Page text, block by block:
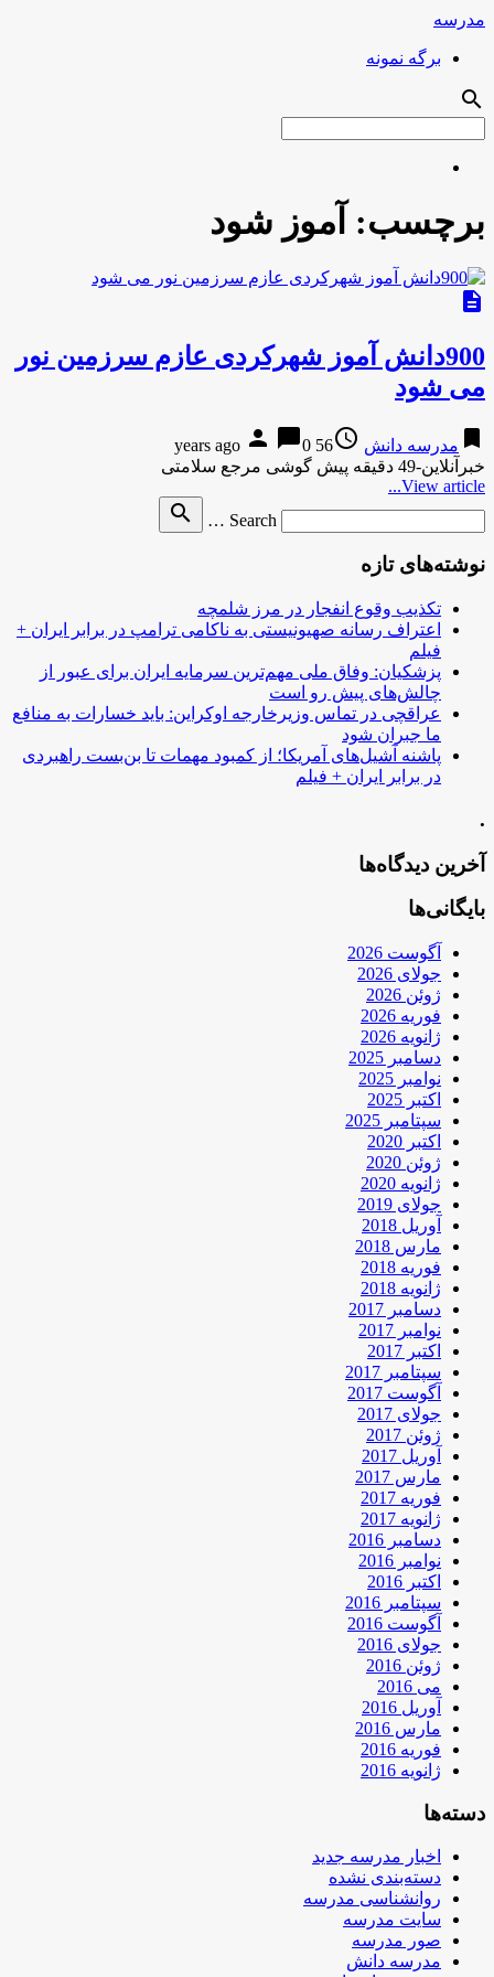
مدرسه
برگه نمونه
search
برچسب: آموز شود
description
900دانش آموز شهرکردی عازم سرزمین نور
می شود
bookmark مدرسه دانش access_time
56 years ago
person chat_bubble0
خبرآنلاین-49 دقیقه پیش گوشی مرجع سلامتی
View article...
Search …
search
نوشته‌های تازه
تکذیب وقوع انفجار در مرز شلمچه
اعتراف رسانه صهیونیستی به ناکامی ترامپ در برابر ایران +
فیلم
پزشکیان: وفاق ملی مهم‌ترین سرمایه ایران برای عبور از
چالش‌های پیش رو است
عراقچی در تماس وزیرخارجه اوکراین: باید خسارات به منافع
ما جبران شود
پاشنه آشیل‌های آمریکا؛ از کمبود مهمات تا بن‌بست راهبردی
در برابر ایران + فیلم
.
آخرین دیدگاه‌ها
بایگانی‌ها
آگوست 2026
جولای 2026
ژوئن 2026
فوریه 2026
ژانویه 2026
دسامبر 2025
نوامبر 2025
اکتبر 2025
سپتامبر 2025
اکتبر 2020
ژوئن 2020
ژانویه 2020
جولای 2019
آوریل 2018
مارس 2018
فوریه 2018
ژانویه 2018
دسامبر 2017
نوامبر 2017
اکتبر 2017
سپتامبر 2017
آگوست 2017
جولای 2017
ژوئن 2017
آوریل 2017
مارس 2017
فوریه 2017
ژانویه 2017
دسامبر 2016
نوامبر 2016
اکتبر 2016
سپتامبر 2016
آگوست 2016
جولای 2016
ژوئن 2016
می 2016
آوریل 2016
مارس 2016
فوریه 2016
ژانویه 2016
دسته‌ها
اخبار مدرسه جدید
دسته‌بندی نشده
روانشناسی مدرسه
سایت مدرسه
صور مدرسه
مدرسه دانش